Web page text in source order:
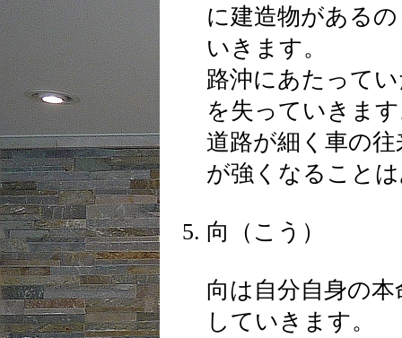
に建造物がある
いきます。
路沖にあたって
を失っていきま
道路が細く車の
が強くなること
向（こう）
向は自分自身の
していきます。